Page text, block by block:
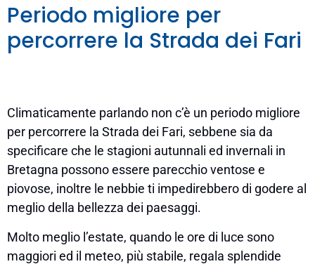
Periodo migliore per
percorrere la Strada dei Fari
Climaticamente parlando non c’è un periodo migliore
per percorrere la Strada dei Fari, sebbene sia da
specificare che le stagioni autunnali ed invernali in
Bretagna possono essere parecchio ventose e
piovose, inoltre le nebbie ti impedirebbero di godere al
meglio della bellezza dei paesaggi.
Molto meglio l’estate, quando le ore di luce sono
maggiori ed il meteo, più stabile, regala splendide